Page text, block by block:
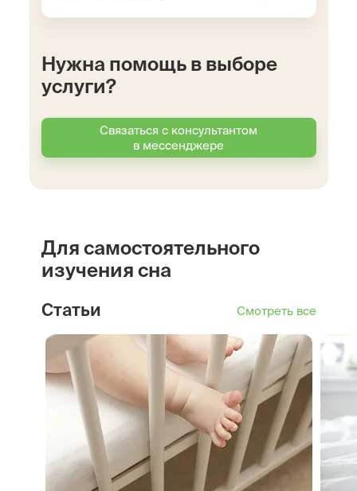
Нужна помощь в выборе
услуги?
Связаться с консультантом
в мессенджере
Для самостоятельного
изучения сна
Статьи Смотреть все